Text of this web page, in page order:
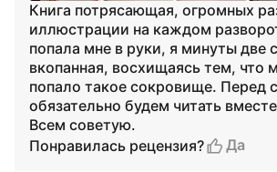
Книга потрясающая, огромных
иллюстрации на каждом
попала мне в руки, я минуты две
вкопанная, восхищаясь тем, что
попало такое сокровище. Перед
обязательно будем читать
Всем советую.
Понравилась рецензия?
Да